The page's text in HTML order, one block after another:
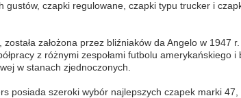
gustów, czapki regulowane, czapki typu trucker i
została założona przez bliźniaków da Angelo w 1947
z różnymi zespołami futbolu amerykańskiego
w stanach zjednoczonych.
posiada szeroki wybór najlepszych czapek marki